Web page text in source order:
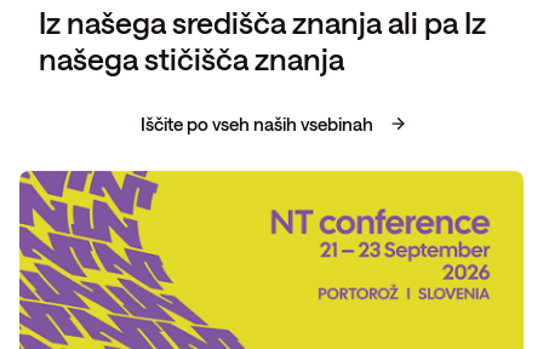
Iz našega središča znanja ali pa Iz
našega stičišča znanja
Iščite po vseh naših vsebinah